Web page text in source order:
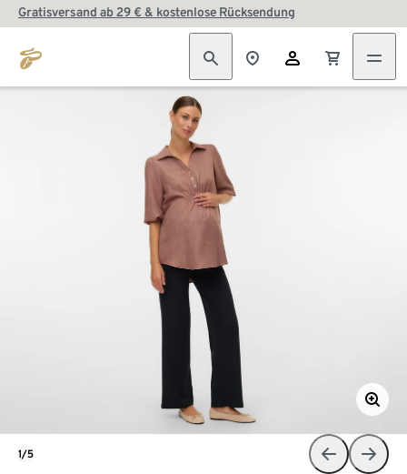
Gratisversand ab 29 € & kostenlose Rücksendung
1/5